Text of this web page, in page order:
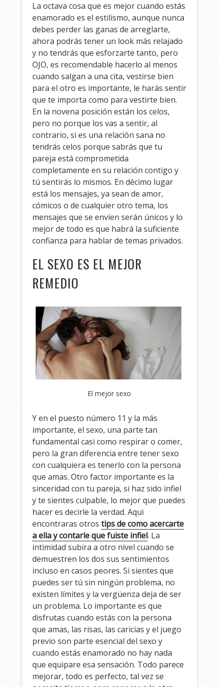
La octava cosa que es mejor cuando estás
enamorado es el estilismo, aunque nunca
debes perder las ganas de arreglarte,
ahora podrás tener un look más relajado
y no tendrás que esforzarte tanto, pero
OJO, es recomendable hacerlo al menos
cuando salgan a una cita, vestirse bien
para el otro es importante, le harás sentir
que te importa como para vestirte bien.
En la novena posición están los celos,
pero no porque los vas a sentir, al
contrario, si es una relación sana no
tendrás celos porque sabrás que tu
pareja está comprometida
completamente en su relación contigo y
tú sentirás lo mismos. En décimo lugar
está los mensajes, ya sean de amor,
cómicos o de cualquier otro tema, los
mensajes que se envíen serán únicos y lo
mejor de todo es que habrá la suficiente
confianza para hablar de temas privados.
EL SEXO ES EL MEJOR
REMEDIO
El mejor sexo
Y en el puesto número 11 y la más
importante, el sexo, una parte tan
fundamental casi como respirar o comer,
pero la gran diferencia entre tener sexo
con cualquiera es tenerlo con la persona
que amas. Otro factor importante es la
sinceridad con tu pareja, si haz sido infiel
y te sientes culpable, lo mejor que puedes
hacer es decirle la verdad. Aqui
encontraras otrostips de como acercarte
a ella y contarle que fuiste infiel. La
intimidad subira a otro nivel cuando se
demuestren los dos sus sentimientos
incluso en casos peores. Si sientes que
puedes ser tú sin ningún problema, no
existen límites y la vergüenza deja de ser
un problema. Lo importante es que
disfrutas cuando estás con la persona
que amas, las risas, las caricias y el juego
previo son parte esencial del sexo y
cuando estás enamorado no hay nada
que equipare esa sensación. Todo parece
mejorar, todo es perfecto, tal vez se